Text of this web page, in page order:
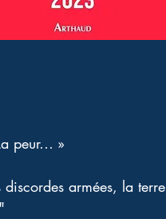
peur… »
armées, la terre